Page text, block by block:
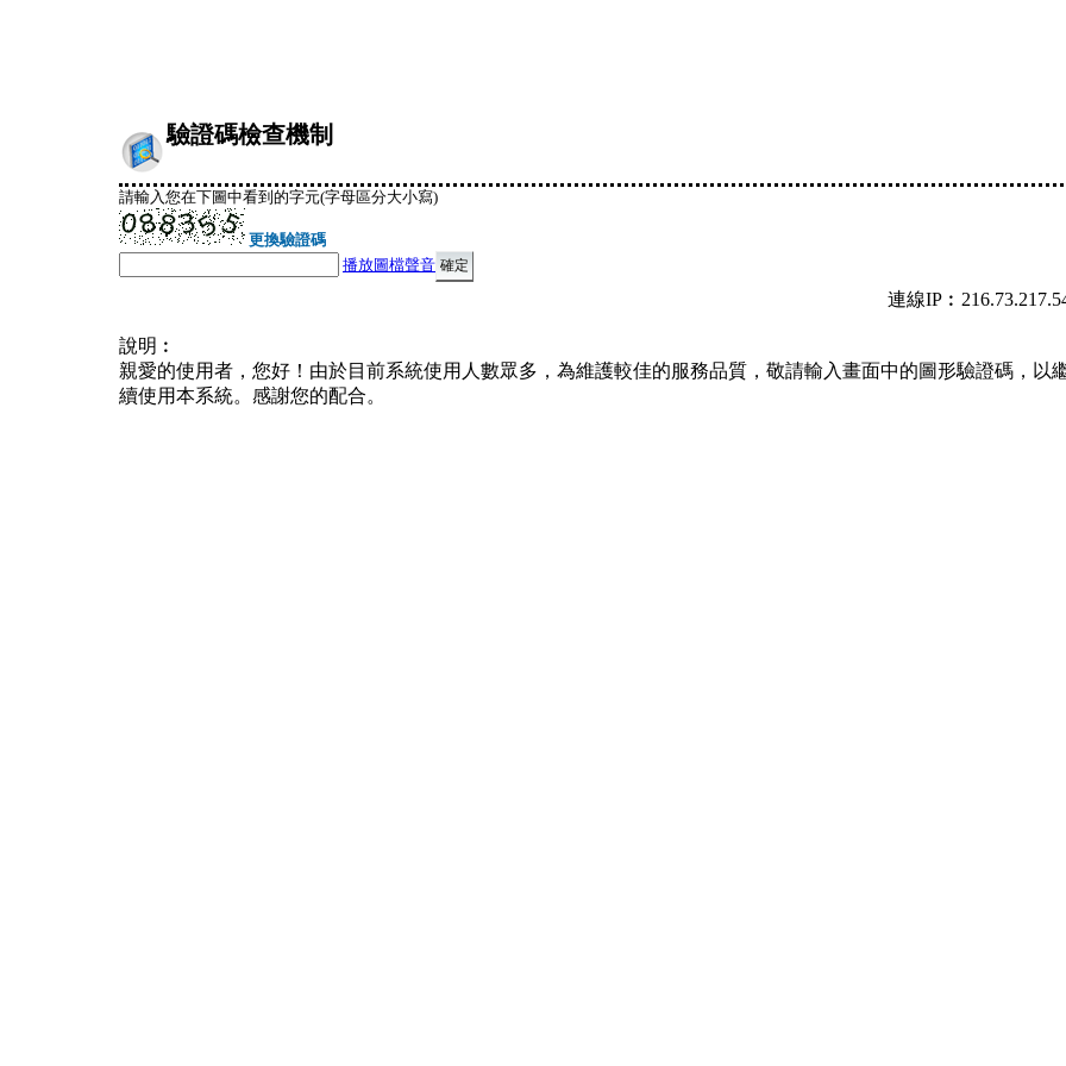
驗證碼檢查機制
請輸入您在下圖中看到的字元(字母區分大小寫)
更換驗證碼
播放圖檔聲音
連線
說明︰
親愛的使用者，您好！由於目前系統使用人數眾多，為維護較佳的服務品質，敬請輸入畫面中的圖形驗證碼，以
續使用本系統。感謝您的配合。